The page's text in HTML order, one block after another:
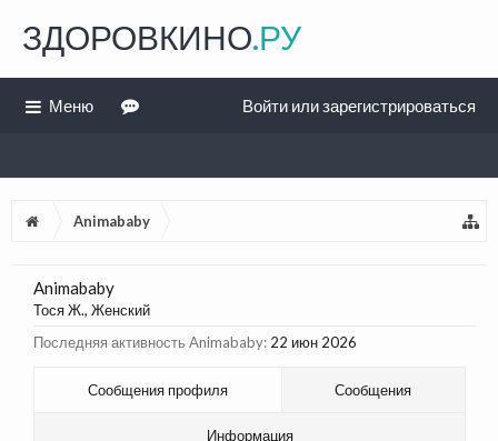
Animababy
Animababy
Тося Ж., Женский
Последняя активность Animababy: 22 июн 2026
Сообщения профиля Сообщения
Информация
ЗДОРОВКИНО.РУ
Меню Войти или зарегистрироваться